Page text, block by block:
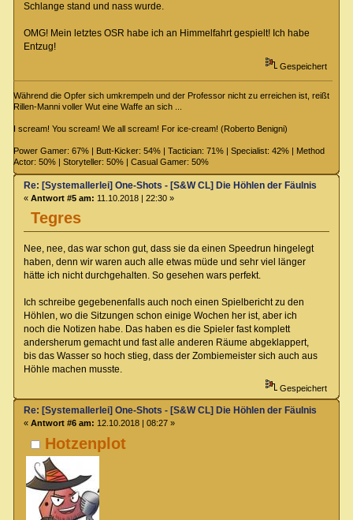
Schlange stand und nass wurde.
OMG! Mein letztes OSR habe ich an Himmelfahrt gespielt! Ich habe
Entzug!
Gespeichert
Während die Opfer sich umkrempeln und der Professor nicht zu erreichen ist, reißt
Rillen-Manni voller Wut eine Waffe an sich ...
I scream! You scream! We all scream! For ice-cream! (Roberto Benigni)
Power Gamer: 67% | Butt-Kicker: 54% | Tactician: 71% | Specialist: 42% | Method
Actor: 50% | Storyteller: 50% | Casual Gamer: 50%
Tegres
Re: [Systemallerlei] One-Shots - [S&W CL] Die Höhlen der Fäulnis
« Antwort #5 am: 11.10.2018 | 22:30 »
Nee, nee, das war schon gut, dass sie da einen Speedrun hingelegt
haben, denn wir waren auch alle etwas müde und sehr viel länger
hätte ich nicht durchgehalten. So gesehen wars perfekt.
Ich schreibe gegebenenfalls auch noch einen Spielbericht zu den
Höhlen, wo die Sitzungen schon einige Wochen her ist, aber ich
noch die Notizen habe. Das haben es die Spieler fast komplett
andersherum gemacht und fast alle anderen Räume abgeklappert,
bis das Wasser so hoch stieg, dass der Zombiemeister sich auch aus
Höhle machen musste.
Gespeichert
Hotzenplot
Re: [Systemallerlei] One-Shots - [S&W CL] Die Höhlen der Fäulnis
« Antwort #6 am: 12.10.2018 | 08:27 »